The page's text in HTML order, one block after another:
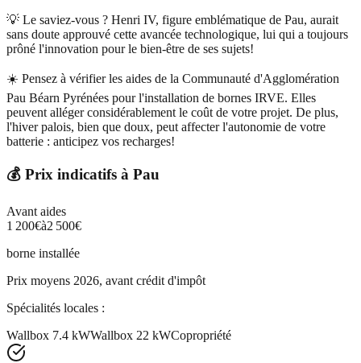
💡 Le saviez-vous ? Henri IV, figure emblématique de Pau, aurait
sans doute approuvé cette avancée technologique, lui qui a toujours
prôné l'innovation pour le bien-être de ses sujets!
☀️ Pensez à vérifier les aides de la Communauté d'Agglomération
Pau Béarn Pyrénées pour l'installation de bornes IRVE. Elles
peuvent alléger considérablement le coût de votre projet. De plus,
l'hiver palois, bien que doux, peut affecter l'autonomie de votre
batterie : anticipez vos recharges!
💰 Prix indicatifs à Pau
Avant aides
1 200€à2 500€
borne installée
Prix moyens 2026, avant crédit d'impôt
Spécialités locales :
Wallbox 7.4 kWWallbox 22 kWCopropriété